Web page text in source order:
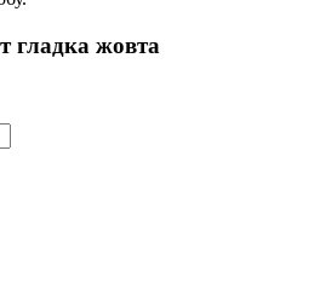
гладка жовта